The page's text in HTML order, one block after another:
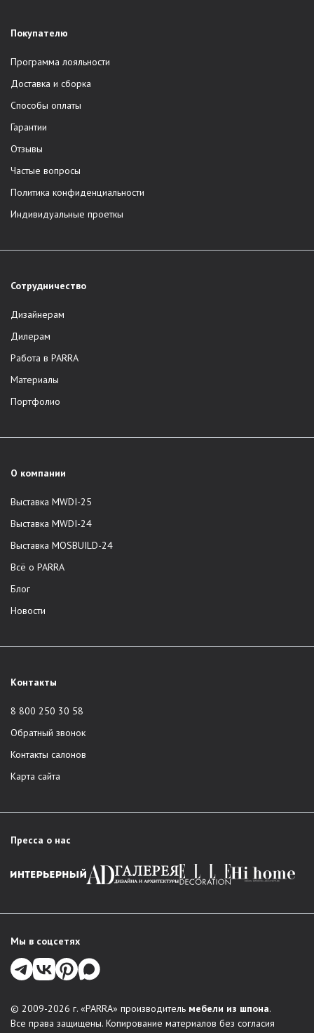
Покупателю
Программа лояльности
Доставка и сборка
Способы оплаты
Гарантии
Отзывы
Частые вопросы
Политика конфиденциальности
Индивидуальные проеткы
Сотрудничество
Дизайнерам
Дилерам
Работа в PARRA
Материалы
Портфолио
О компании
Выставка MWDI-25
Выставка MWDI-24
Выставка MOSBUILD-24
Всё о PARRA
Блог
Новости
Контакты
8 800 250 30 58
Обратный звонок
Контакты салонов
Карта сайта
Пресса о нас
Мы в соцсетях
© 2009-2026 г. «PARRA» производитель мебели из шпона.
Все права защищены. Копирование материалов без согласия